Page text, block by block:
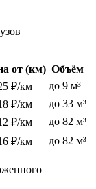
от (км) Объём
₽/км
до 9 м³
₽/км
до 33 м³
₽/км
до 82 м³
₽/км до 82 м³